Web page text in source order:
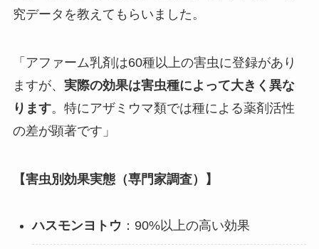
究データを教えてもらいました。
「アファーム乳剤は60種以上の害虫に登録があり
ますが、 実際の効果は害虫種によって大きく異な
ります。特にアザミウマ類では種による薬剤活性
の差が顕著です」
【害虫別効果実態（専門家調査）】
ハスモンヨトウ ：90%以上の高い効果